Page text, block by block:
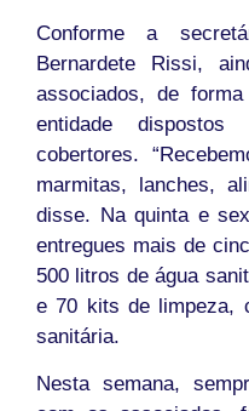
Conforme a
Bernardete Rissi,
associados, de
entidade
cobertores.
marmitas, lanches,
disse. Na quinta e
entregues mais de
500 litros de água
e 70 kits de limpeza,
sanitária.
Nesta semana,